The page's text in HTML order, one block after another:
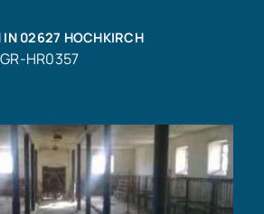
IN 02627 HOCHKIRCH
HR0357